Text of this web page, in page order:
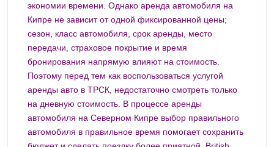
экономии времени. Однако аренда автомобиля на
Кипре не зависит от одной фиксированной цены;
сезон, класс автомобиля, срок аренды, место
передачи, страховое покрытие и время
бронирования напрямую влияют на стоимость.
Поэтому перед тем как воспользоваться услугой
аренды авто в ТРСК, недостаточно смотреть только
на дневную стоимость. В процессе аренды
автомобиля на Северном Кипре выбор правильного
автомобиля в правильное время помогает сохранить